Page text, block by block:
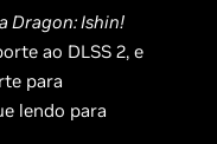
Dragon: Ishin!
ao DLSS 2, e
para
lendo para